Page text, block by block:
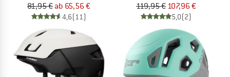
81,95 € ab 65,56 €
4,6(11)
119,95 € 107,96 €
5,0(2)